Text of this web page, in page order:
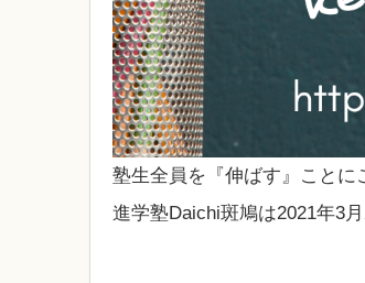
塾生全員を『伸ばす』ことに
進学塾Daichi斑鳩は2021年3